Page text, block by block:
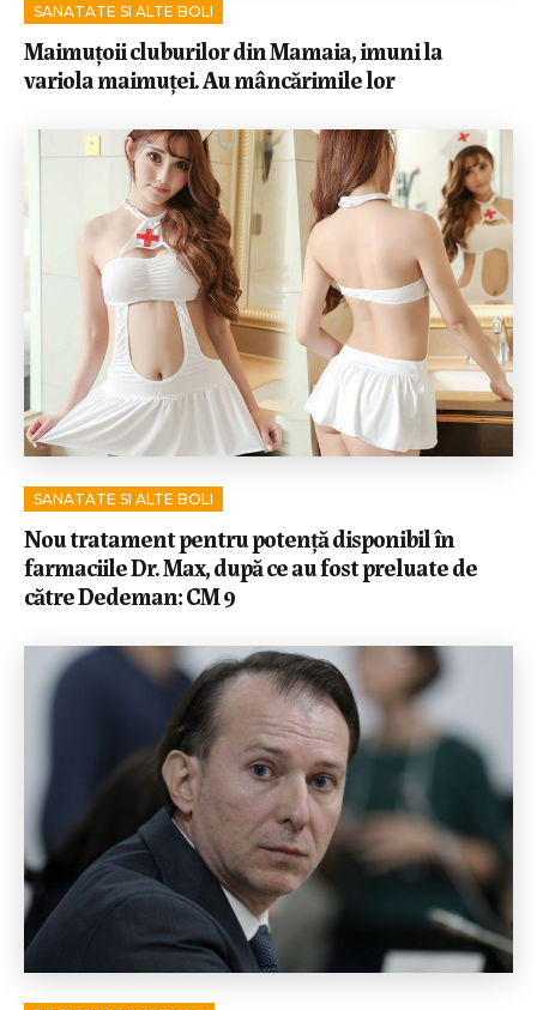
SANATATE SI ALTE BOLI
Maimuțoii cluburilor din Mamaia, imuni la
variola maimuței. Au mâncărimile lor
SANATATE SI ALTE BOLI
Nou tratament pentru potență disponibil în
farmaciile Dr. Max, după ce au fost preluate de
către Dedeman: CM 9